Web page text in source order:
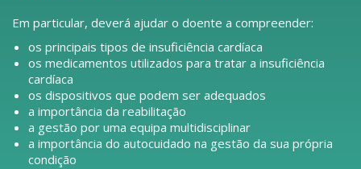
Em particular, deverá ajudar o doente a compreender:
os principais tipos de insuficiência cardíaca
os medicamentos utilizados para tratar a insuficiência
cardíaca
os dispositivos que podem ser adequados
a importância da reabilitação
a gestão por uma equipa multidisciplinar
a importância do autocuidado na gestão da sua própria
condição